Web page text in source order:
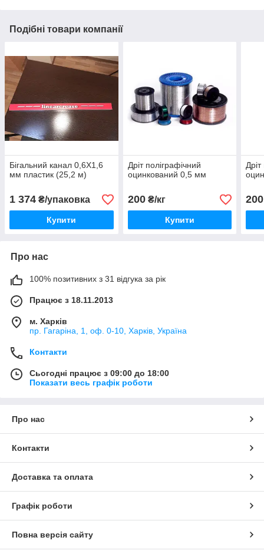
Подібні товари компанії
Бігальний канал 0,6Х1,6
мм пластик (25,2 м)
1 374 ₴/упаковка
Купити
Дріт поліграфічний
оцинкований 0,5 мм
200₴/кг
Купити
200
Про нас
100% позитивних з 31 відгука за рік
Працює з 18.11.2013
м. Харків
пр. Гагаріна, 1, оф. 0-10, Харків, Україна
Контакти
Сьогодні працює з 09:00 до 18:00
Показати весь графік роботи
Про нас
Контакти
Доставка та оплата
Графік роботи
Повна версія сайту